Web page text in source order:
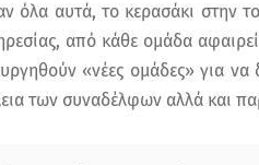
όλα αυτά, το κερασάκι στην
από κάθε ομάδα
«νέες ομάδες» για να
των συναδέλφων αλλά και